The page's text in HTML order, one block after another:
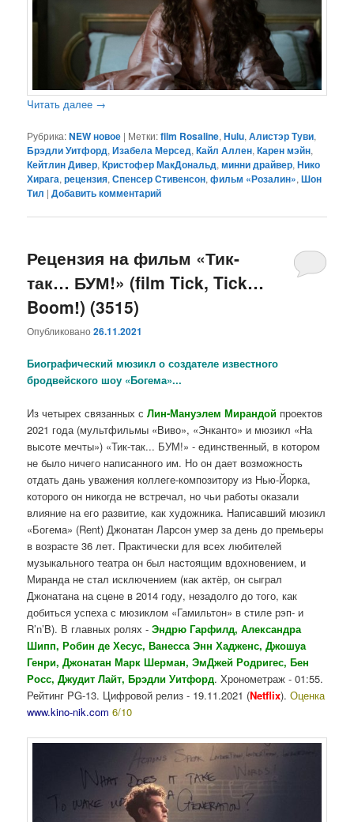
Читать далее →
Рубрика:NEW новое | Метки:film Rosaline,Hulu,Алистэр Туви,
Брэдли Уитфорд,Изабела Мерсед,Кайл Аллен,Карен мэйн,
Кейтлин Дивер,Кристофер МакДональд,минни драйвер,Нико
Хирага,рецензия,Спенсер Стивенсон,фильм «Розалин»,Шон
Тил |Добавить комментарий
Рецензия на фильм «Тик-
так… БУМ!» (film Tick, Tick…
Boom!) (3515)
Опубликовано26.11.2021
Биографический мюзикл о создателе известного
бродвейского шоу «Богема»...
Из четырех связанных сЛин-Мануэлем Мирандой проектов
2021 года (мультфильмы «Виво», «Энканто» и мюзикл «На
высоте мечты») «Тик-так... БУМ!» - единственный, в котором
не было ничего написанного им. Но он дает возможность
отдать дань уважения коллеге-композитору из Нью-Йорка,
которого он никогда не встречал, но чьи работы оказали
влияние на его развитие, как художника. Написавший мюзикл
«Богема» (Rent) Джонатан Ларсон умер за день до премьеры
в возрасте 36 лет. Практически для всех любителей
музыкального театра он был настоящим вдохновением, и
Миранда не стал исключением (как актёр, он сыграл
Джонатана на сцене в 2014 году, незадолго до того, как
добиться успеха с мюзиклом «Гамильтон» в стиле рэп- и
R’n’B). В главных ролях -Эндрю Гарфилд, Александра
Шипп, Робин де Хесус, Ванесса Энн Хадженс, Джошуа
Генри, Джонатан Марк Шерман, ЭмДжей Родригес, Бен
Росс, Джудит Лайт, Брэдли Уитфорд. Хронометраж - 01:55.
Рейтинг PG-13. Цифровой релиз - 19.11.2021 (Netflix).Оценка
www.kino-nik.com 6/10